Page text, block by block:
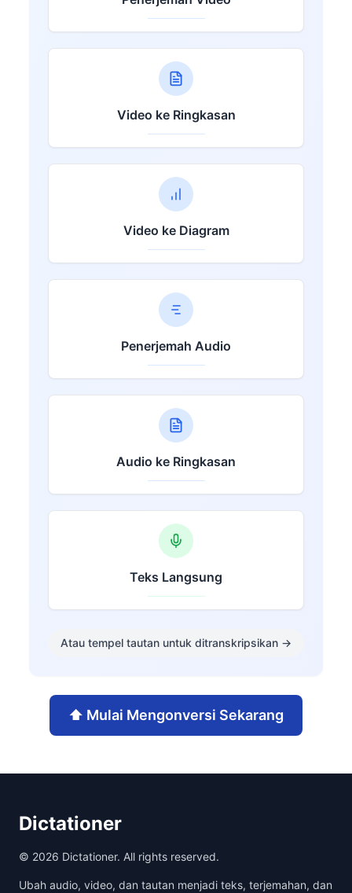
Video ke Ringkasan
Video ke Diagram
Penerjemah Audio
Audio ke Ringkasan
Teks Langsung
Atau tempel tautan untuk ditranskripsikan →
⬆️ Mulai Mengonversi Sekarang
Dictationer
© 2026 Dictationer. All rights reserved.
Ubah audio, video, dan tautan menjadi teks, terjemahan, dan